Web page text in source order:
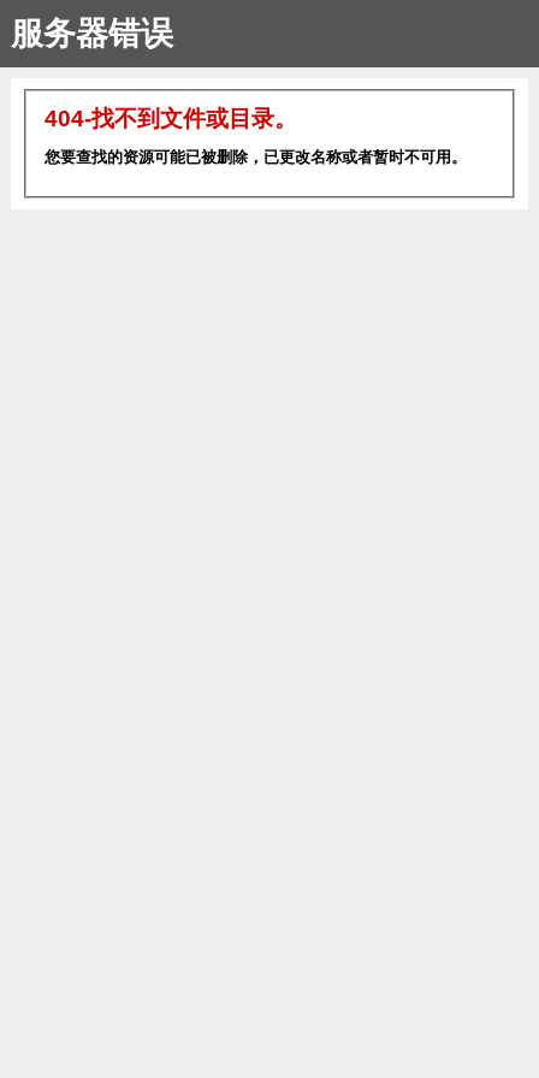
服务器错误
404-找不到文件或目录。
您要查找的资源可能已被删除，已更改名称或者暂时不可用。